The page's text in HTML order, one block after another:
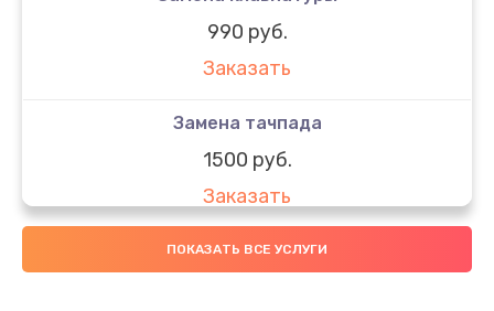
990 руб.
Заказать
Замена тачпада
1500 руб.
Заказать
Замена южного моста
ПОКАЗАТЬ ВСЕ УСЛУГИ